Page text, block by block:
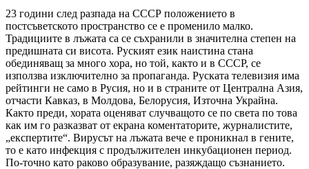
23 години след разпада на СССР положението в
постсъветското пространство се е променило малко.
Традициите в лъжата са се съхранили в значителна степен на
предишната си висота. Руският език наистина стана
обединяващ за много хора, но той, както и в СССР, се
използва изключително за пропаганда. Руската телевизия има
рейтинги не само в Русия, но и в страните от Централна Азия,
отчасти Кавказ, в Молдова, Белорусия, Източна Украйна.
Както преди, хората оценяват случващото се по света по това
как им го разказват от екрана коментаторите, журналистите,
„експертите“. Вирусът на лъжата вече е проникнал в гените,
то е като инфекция с продължителен инкубационен период.
По-точно като раково образувание, разяждащо съзнанието.